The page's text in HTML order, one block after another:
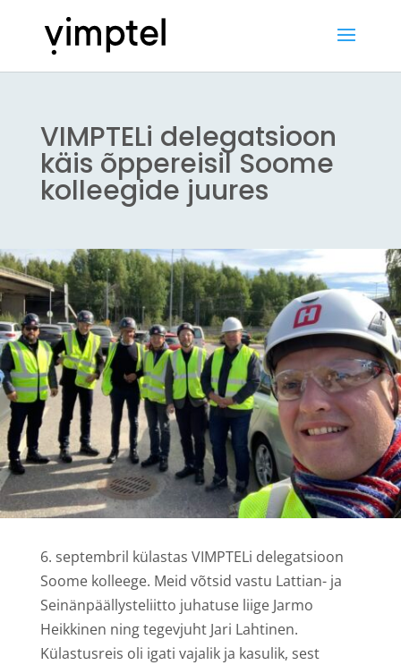
VIMPTELi delegatsioon
käis õppereisil Soome
kolleegide juures
6. septembril külastas VIMPTELi delegatsioon
Soome kolleege. Meid võtsid vastu Lattian- ja
Seinänpäällysteliitto juhatuse liige Jarmo
Heikkinen ning tegevjuht Jari Lahtinen.
Külastusreis oli igati vajalik ja kasulik, sest